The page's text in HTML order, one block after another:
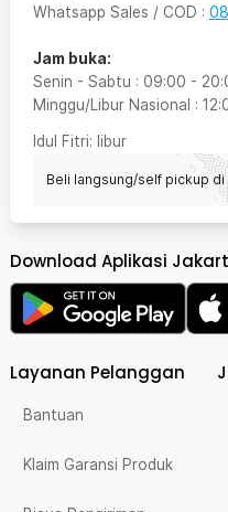
Whatsapp Sales / COD :
Jam buka:
Senin - Sabtu : 09:00 -
Minggu/Libur Nasional :
Idul Fitri: libur
Beli langsung/self pickup di
Download Aplikasi
Layanan Pelanggan
Bantuan
Klaim Garansi Produk